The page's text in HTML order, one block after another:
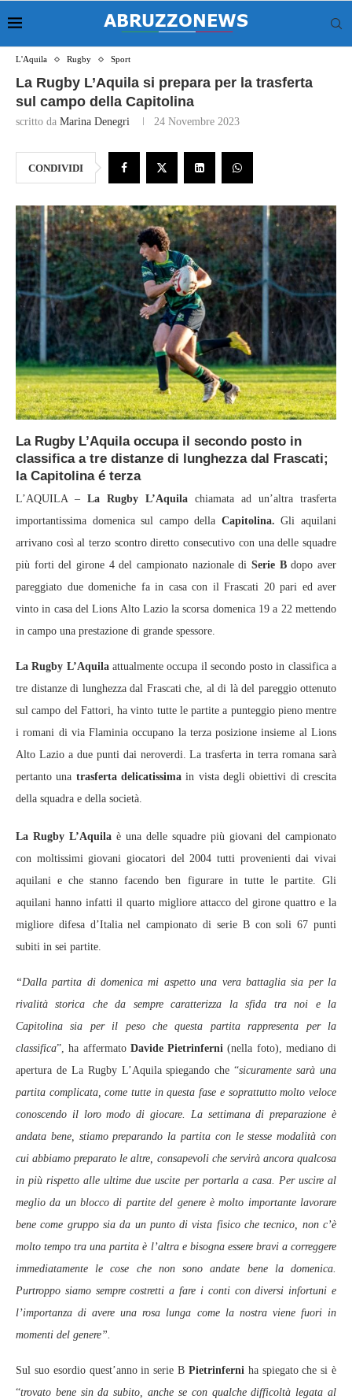
L'Aquila Rugby Sport
La Rugby L’Aquila si prepara per la trasferta
sul campo della Capitolina
scritto da Marina Denegri 24 Novembre 2023
CONDIVIDI
La Rugby L’Aquila occupa il secondo posto in
classifica a tre distanze di lunghezza dal Frascati;
la Capitolina é terza
L’AQUILA – La Rugby L’Aquila chiamata ad un’altra trasferta
importantissima domenica sul campo della Capitolina. Gli aquilani
arrivano così al terzo scontro diretto consecutivo con una delle squadre
più forti del girone 4 del campionato nazionale di Serie Bdopo aver
pareggiato due domeniche fa in casa con il Frascati 20 pari ed aver
vinto in casa del Lions Alto Lazio la scorsa domenica 19 a 22 mettendo
in campo una prestazione di grande spessore.
La Rugby L’Aquilaattualmente occupa il secondo posto in classifica a
tre distanze di lunghezza dal Frascati che, al di là del pareggio ottenuto
sul campo del Fattori, ha vinto tutte le partite a punteggio pieno mentre
i romani di via Flaminia occupano la terza posizione insieme al Lions
Alto Lazio a due punti dai neroverdi. La trasferta in terra romana sarà
pertanto una trasferta delicatissima in vista degli obiettivi di crescita
della squadra e della società.
La Rugby L’Aquila è una delle squadre più giovani del campionato
con moltissimi giovani giocatori del 2004 tutti provenienti dai vivai
aquilani e che stanno facendo ben figurare in tutte le partite. Gli
aquilani hanno infatti il quarto migliore attacco del girone quattro e la
migliore difesa d’Italia nel campionato di serie B con soli 67 punti
subiti in sei partite.
“Dalla partita di domenica mi aspetto una vera battaglia sia per la
rivalità storica che da sempre caratterizza la sfida tra noi e la
Capitolina sia per il peso che questa partita rappresenta per la
classifica”, ha affermato Davide Pietrinferni (nella foto), mediano di
apertura de La Rugby L’Aquila spiegando che “sicuramente sarà una
partita complicata, come tutte in questa fase e soprattutto molto veloce
conoscendo il loro modo di giocare. La settimana di preparazione è
andata bene, stiamo preparando la partita con le stesse modalità con
cui abbiamo preparato le altre, consapevoli che servirà ancora qualcosa
in più rispetto alle ultime due uscite per portarla a casa. Per uscire al
meglio da un blocco di partite del genere è molto importante lavorare
bene come gruppo sia da un punto di vista fisico che tecnico, non c’è
molto tempo tra una partita è l’altra e bisogna essere bravi a correggere
immediatamente le cose che non sono andate bene la domenica.
Purtroppo siamo sempre costretti a fare i conti con diversi infortuni e
l’importanza di avere una rosa lunga come la nostra viene fuori in
momenti del genere”.
Sul suo esordio quest’anno in serie B Pietrinferni ha spiegato che si è
“trovato bene sin da subito, anche se con qualche difficoltà legata al